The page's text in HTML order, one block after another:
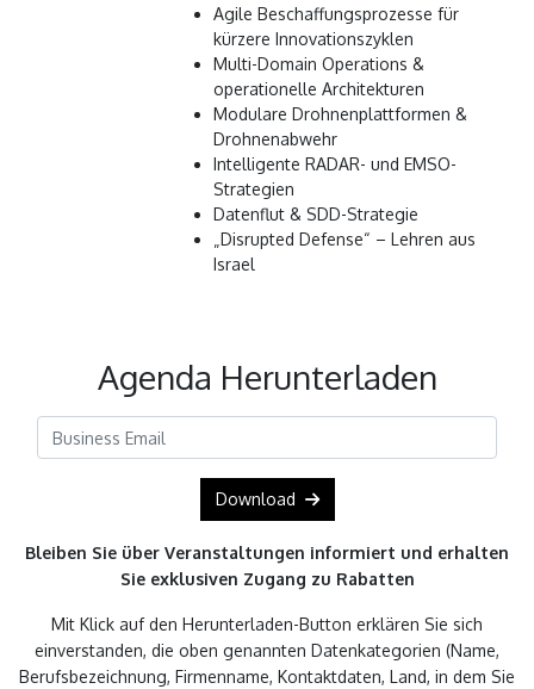
Agile Beschaffungsprozesse für
kürzere Innovationszyklen
Multi-Domain Operations &
operationelle Architekturen
Modulare Drohnenplattformen &
Drohnenabwehr
Intelligente RADAR- und EMSO-
Strategien
Datenflut & SDD-Strategie
„Disrupted Defense“ – Lehren aus
Israel
Agenda Herunterladen
Download
Bleiben Sie über Veranstaltungen informiert und erhalten
Sie exklusiven Zugang zu Rabatten
Mit Klick auf den Herunterladen-Button erklären Sie sich
einverstanden, die oben genannten Datenkategorien (Name,
Berufsbezeichnung, Firmenname, Kontaktdaten, Land, in dem Sie